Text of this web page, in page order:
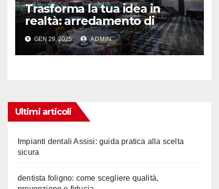
Trasforma la tua idea in
realtà: arredamento di
qualità per bar a Roma
GEN 29, 2025 ADMIN
Ultimi articoli
Impianti dentali Assisi: guida pratica alla scelta
sicura
dentista foligno: come scegliere qualità,